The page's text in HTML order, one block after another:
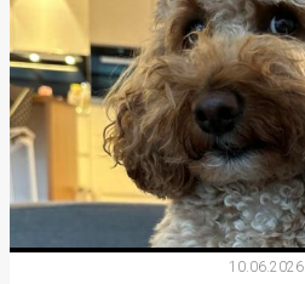
10.06.2026.